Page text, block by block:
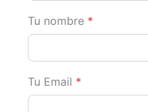
Tu nombre *
Tu Email *